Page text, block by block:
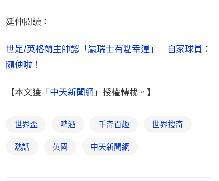
延伸閱讀：
世足/英格蘭主帥認「贏瑞士有點幸運」　自家球員：
隨便啦！
【本文獲「中天新聞網 」授權轉載。】
世界盃 啤酒 千奇百趣 世界搜奇
熱話 英國 中天新聞網